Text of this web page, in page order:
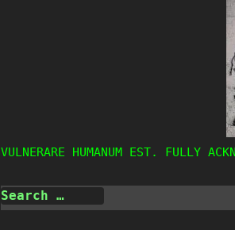
VULNERARE HUMANUM EST. FULLY